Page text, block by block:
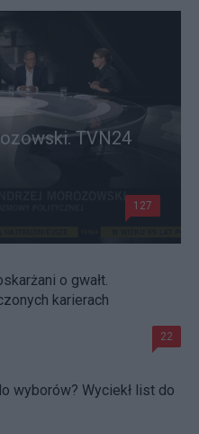
TVN24
127
o gwałt.
karierach
22
wyborów? Wyciekł list do